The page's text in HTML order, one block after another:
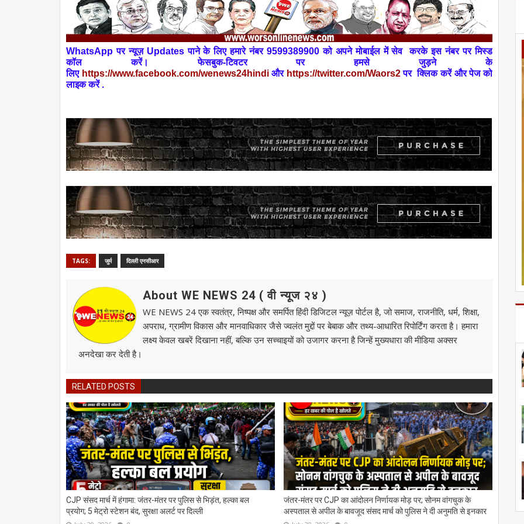
WhatsApp पर न्यूज़ Updatesपाने के लिए हमारे नंबर 9599389900 को अपने मोबाईलमें सेवकरके इस नंबर पर मिस्ड
कॉलकरें। फेसबुक-टिवटर पर हमसे जुड़ने के
लिए https://www.facebook.com/wenews24hindiऔर https://twitter.com/Waors2 पर क्लिक करें और पेज को
लाइक करें .
TAGS: जुर्म दिल्ली एनसीआर
About WE NEWS 24 ( वी न्यूज २४ )
WE NEWS 24 एक स्वतंत्र, निष्पक्ष और समर्पित हिंदी डिजिटल न्यूज़ पोर्टल है, जो समाज, राजनीति, धर्म, शिक्षा,
अपराध, ग्रामीण विकास और मानवाधिकार जैसे ज्वलंत मुद्दों पर बेबाक और तथ्य-आधारित रिपोर्टिंग करता है। हमारा
लक्ष्य केवल खबरें दिखाना नहीं, बल्कि उन सच्चाइयों को उजागर करना है जिन्हें मुख्यधारा की मीडिया अक्सर
अनदेखा कर देती है।
RELATED POSTS
CJP संसद मार्च में हंगामा: जंतर-मंतर पर पुलिस से भिड़ंत, हल्का बल
प्रयोग; 5 मेट्रो स्टेशन बंद, सुरक्षा अलर्ट पर दिल्ली
जंतर-मंतर पर CJP का आंदोलन निर्णायक मोड़ पर; सोनम वांगचुक के
अस्पताल से अपील के बावजूद संसद मार्च को पुलिस ने दी अनुमति से इनकार